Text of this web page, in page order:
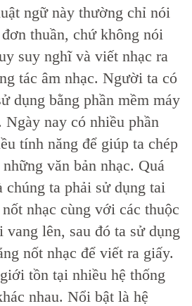
ngữ này thường chỉ nói
thuần, chứ không nói
suy nghĩ và viết nhạc ra
tác âm nhạc. Người ta có
dụng bằng phần mềm máy
Ngày nay có nhiều phần
tính năng để giúp ta chép
văn bản nhạc. Quá
ta phải sử dụng tai
nhạc cùng với các thuộc
lên, sau đó ta sử dụng
nốt nhạc để viết ra giấy.
tồn tại nhiều hệ thống
nhau. Nổi bật là hệ